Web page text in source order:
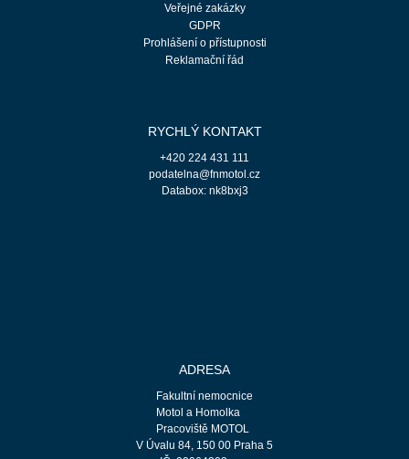
Veřejné zakázky
GDPR
Prohlášení o přístupnosti
Reklamační řád
RYCHLÝ KONTAKT
+420 224 431 111
podatelna@fnmotol.cz
Databox: nk8bxj3
ADRESA
Fakultní nemocnice
Motol a Homolka
Pracoviště MOTOL
V Úvalu 84, 150 00 Praha 5